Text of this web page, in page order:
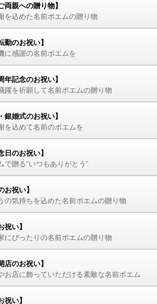
両親への贈り物】
を込めた名前ポエムの贈り物
勤のお祝い】
に感謝の名前ポエムを
年記念のお祝い】
躍を祈願して名前ポエムの贈り物
銀婚式のお祝い】
を込めて名前のポエムを
日のお祝い】
で贈る“いつもありがとう”
お祝い】
の気持ちを込めた名前ポエムの贈り物
祝い】
にぴったりの名前ポエムの贈り物
店のお祝い】
お店に飾っていただける素敵な名前ポエム
祝い】